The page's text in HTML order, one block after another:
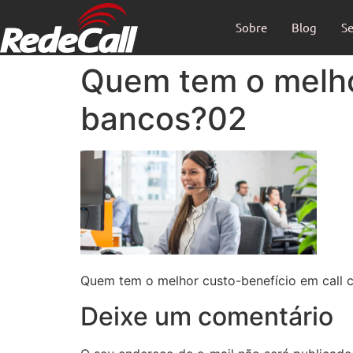
Sobre Blog
Quem tem o
bancos?02
Quem tem o melhor custo-benefício em call
Deixe um comentário